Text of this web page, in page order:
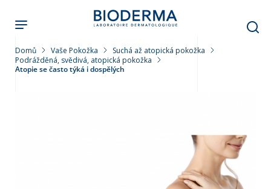
hlavnímu
obsahu
Domů Vaše Pokožka
Suchá až atopická pokožka
Podrážděná, svědivá, atopická pokožka
Atopie se často týká i dospělých